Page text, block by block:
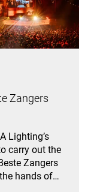
Zangers
Lighting’s
carry out the
Zangers
hands of…